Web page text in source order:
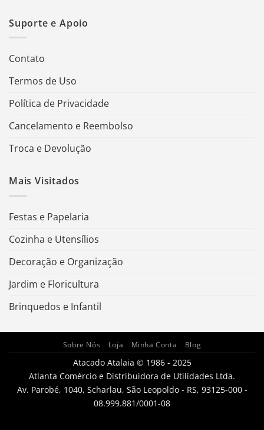
Suporte e Apoio
Contato
Termos de Uso
Política de Privacidade
Cancelamento e Reembolso
Troca e Devolução
Mais Visitados
Festas e Papelaria
Cozinha e Utensílios
Decoração e Organização
Jardim e Floricultura
Brinquedos e Infantil
Sobre Nós Loja Minha Conta Blog
Atacado Atalaia © 1986 - 2025
Atlanta Comércio e Distribuidora de Utilidades Ltda.
Av. Parobé, 1040, Scharlau, São Leopoldo - RS, 93125-000 -
08.999.881/0001-08